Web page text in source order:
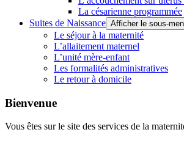
La césarienne programmée
Suites de Naissance Afficher le sous-
Le séjour à la maternité
L’allaitement maternel
L’unité mère-enfant
Les formalités administratives
Le retour à domicile
Bienvenue
Vous êtes sur le site des services de la